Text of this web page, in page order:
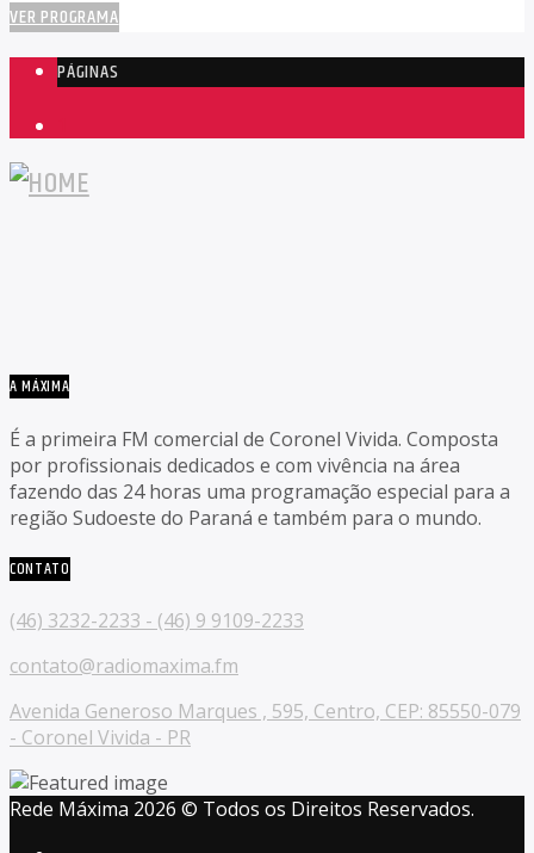
VER PROGRAMA
PÁGINAS
A MÁXIMA
É a primeira FM comercial de Coronel Vivida. Composta
por profissionais dedicados e com vivência na área
fazendo das 24 horas uma programação especial para a
região Sudoeste do Paraná e também para o mundo.
CONTATO
(46) 3232-2233 - (46) 9 9109-2233
contato@radiomaxima.fm
Avenida Generoso Marques , 595, Centro, CEP: 85550-079
- Coronel Vivida - PR
Rede Máxima 2026 © Todos os Direitos Reservados.